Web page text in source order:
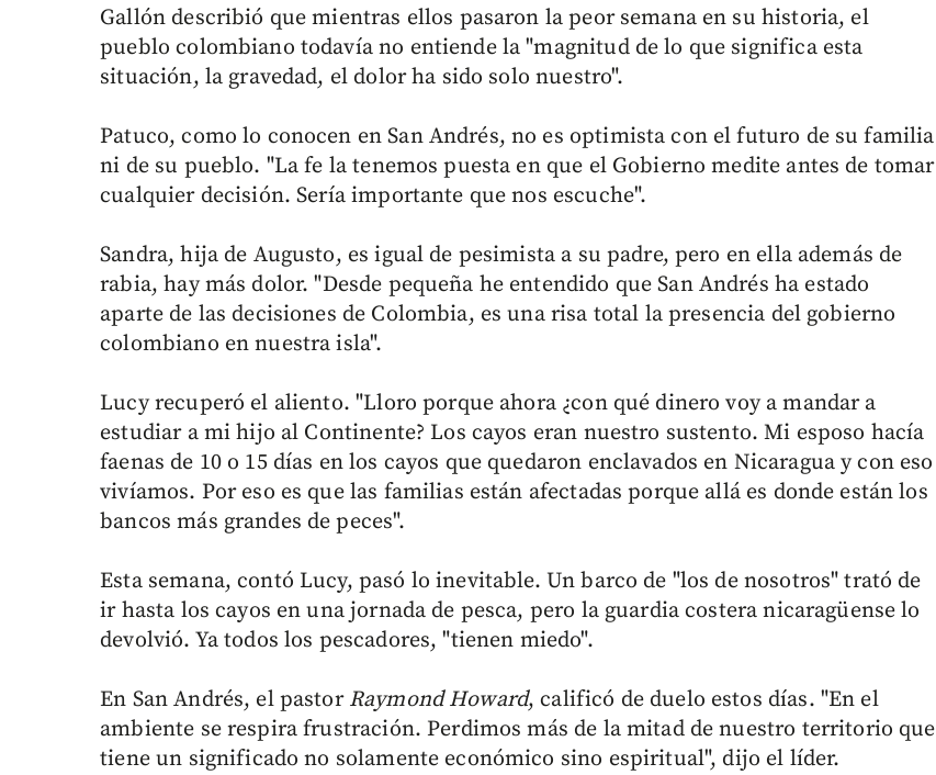
Gallón describió que mientras ellos pasaron la peor semana en su historia, el
pueblo colombiano todavía no entiende la "magnitud de lo que significa esta
situación, la gravedad, el dolor ha sido solo nuestro".
Patuco, como lo conocen en San Andrés, no es optimista con el futuro de su familia
ni de su pueblo. "La fe la tenemos puesta en que el Gobierno medite antes de tomar
cualquier decisión. Sería importante que nos escuche".
Sandra, hija de Augusto, es igual de pesimista a su padre, pero en ella además de
rabia, hay más dolor. "Desde pequeña he entendido que San Andrés ha estado
aparte de las decisiones de Colombia, es una risa total la presencia del gobierno
colombiano en nuestra isla".
Lucy recuperó el aliento. "Lloro porque ahora ¿con qué dinero voy a mandar a
estudiar a mi hijo al Continente? Los cayos eran nuestro sustento. Mi esposo hacía
faenas de 10 o 15 días en los cayos que quedaron enclavados en Nicaragua y con eso
vivíamos. Por eso es que las familias están afectadas porque allá es donde están los
bancos más grandes de peces".
Esta semana, contó Lucy, pasó lo inevitable. Un barco de "los de nosotros" trató de
ir hasta los cayos en una jornada de pesca, pero la guardia costera nicaragüense lo
devolvió. Ya todos los pescadores, "tienen miedo".
En San Andrés, el pastor Raymond Howard, calificó de duelo estos días. "En el
ambiente se respira frustración. Perdimos más de la mitad de nuestro territorio que
tiene un significado no solamente económico sino espiritual", dijo el líder.